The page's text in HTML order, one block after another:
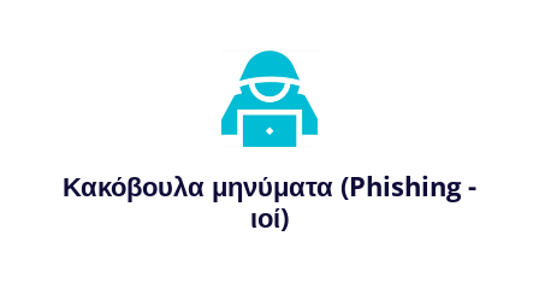
Κακόβουλα μηνύματα (Phishing -
ιοί)